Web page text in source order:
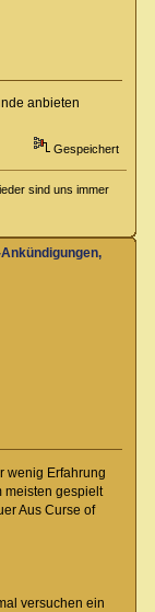
anbieten
Gespeichert
sind uns immer
wenig Erfahrung
meisten gespielt
Aus Curse of
versuchen ein